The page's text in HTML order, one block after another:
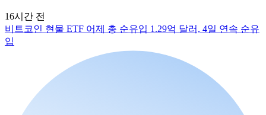
16시간 전
비트코인 현물 ETF 어제 총 순유입 1.29억 달러, 4일 연속 순유
입